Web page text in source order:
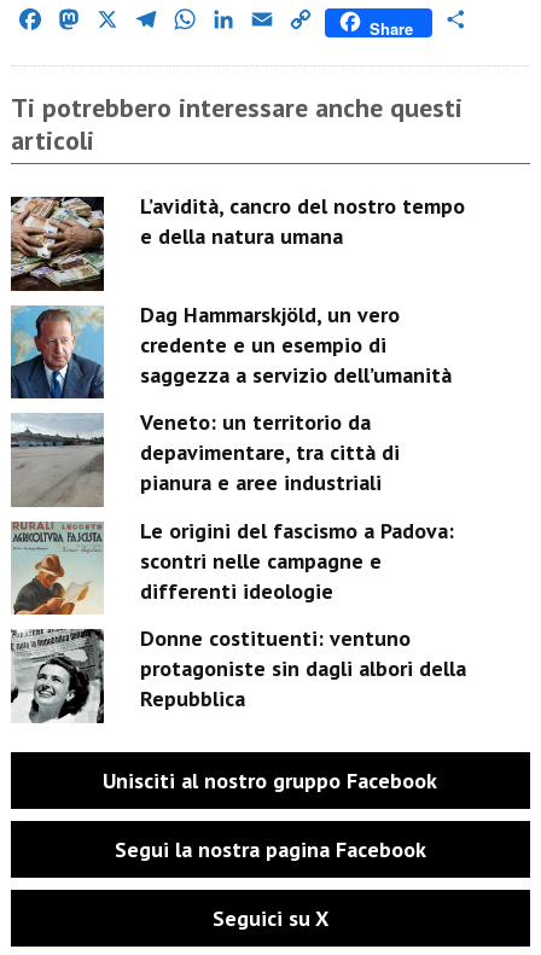
FacebookMastodon TelegramWhatsAppLinkedIn
Email Copy
Share
Ti potrebbero interessare anche questi
articoli
L’avidità, cancro del nostro tempo
e della natura umana
Dag Hammarskjöld, un vero
credente e un esempio di
saggezza a servizio dell’umanità
Veneto: un territorio da
depavimentare, tra città di
pianura e aree industriali
Le origini del fascismo a Padova:
scontri nelle campagne e
differenti ideologie
Donne costituenti: ventuno
protagoniste sin dagli albori della
Repubblica
Unisciti al nostro gruppo Facebook
Segui la nostra pagina Facebook
Seguici su X